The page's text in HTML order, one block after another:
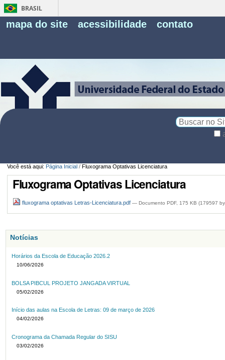
BRASIL
mapa do site acessibilidade contato
Você está aqui: Página Inicial / Fluxograma Optativas Licenciatura
Fluxograma Optativas Licenciatura
fluxograma optativas Letras-Licenciatura.pdf — Documento PDF, 175 KB (179597
Notícias
Horários da Escola de Educação 2026.2
10/06/2026
BOLSA PIBCUL PROJETO JANGADA VIRTUAL
05/02/2026
Início das aulas na Escola de Letras: 09 de março de 2026
04/02/2026
Cronograma da Chamada Regular do SISU
03/02/2026